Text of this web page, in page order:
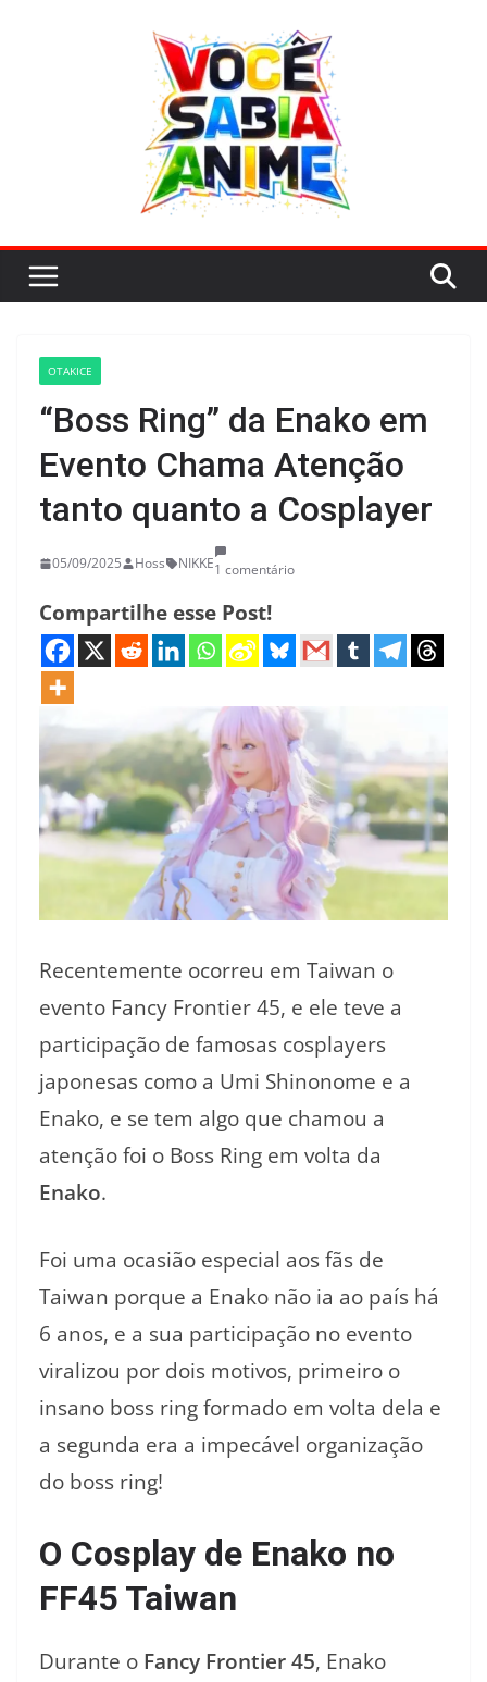
OTAKICE
“Boss Ring” da Enako em
Evento Chama Atenção
tanto quanto a Cosplayer
05/09/2025 Hoss NIKKE1 comentário
Compartilhe esse Post!
Recentemente ocorreu em Taiwan o
evento Fancy Frontier 45, e ele teve a
participação de famosas cosplayers
japonesas como a Umi Shinonome e a
Enako, e se tem algo que chamou a
atenção foi o Boss Ring em volta da
Enako.
Foi uma ocasião especial aos fãs de
Taiwan porque a Enako não ia ao país há
6 anos, e a sua participação no evento
viralizou por dois motivos, primeiro o
insano boss ring formado em volta dela e
a segunda era a impecável organização
do boss ring!
O Cosplay de Enako no
FF45 Taiwan
Durante o Fancy Frontier 45, Enako